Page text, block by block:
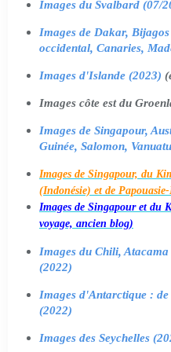
Images du Svalbard (07/
Images de Dakar,
occidental, Canaries,
Images d'Islande (2023)
Images côte est du
Images de Singapour,
Guinée, Salomon,
Images de Singapour, du
(Indonésie) et de
Images de Singapour et du
voyage, ancien blog)
Images du Chili,
(2022)
Images d'Antarctique :
(2022)
Images des Seychelles